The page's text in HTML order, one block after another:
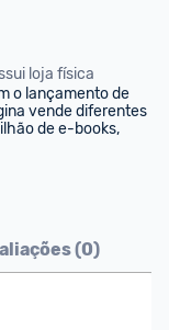
loja física
o lançamento de
vende diferentes
de e-books,
(0)